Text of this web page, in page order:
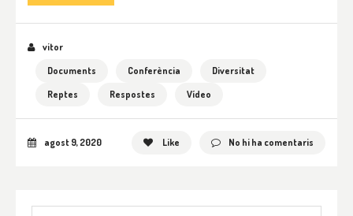
vitor
Documents
Conferència
Diversitat
Reptes
Respostes Vídeo
agost 9, 2020 Like No hi ha comentaris